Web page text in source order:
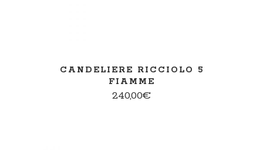
CANDELIERE RICCIOLO 5
FIAMME
240,00€